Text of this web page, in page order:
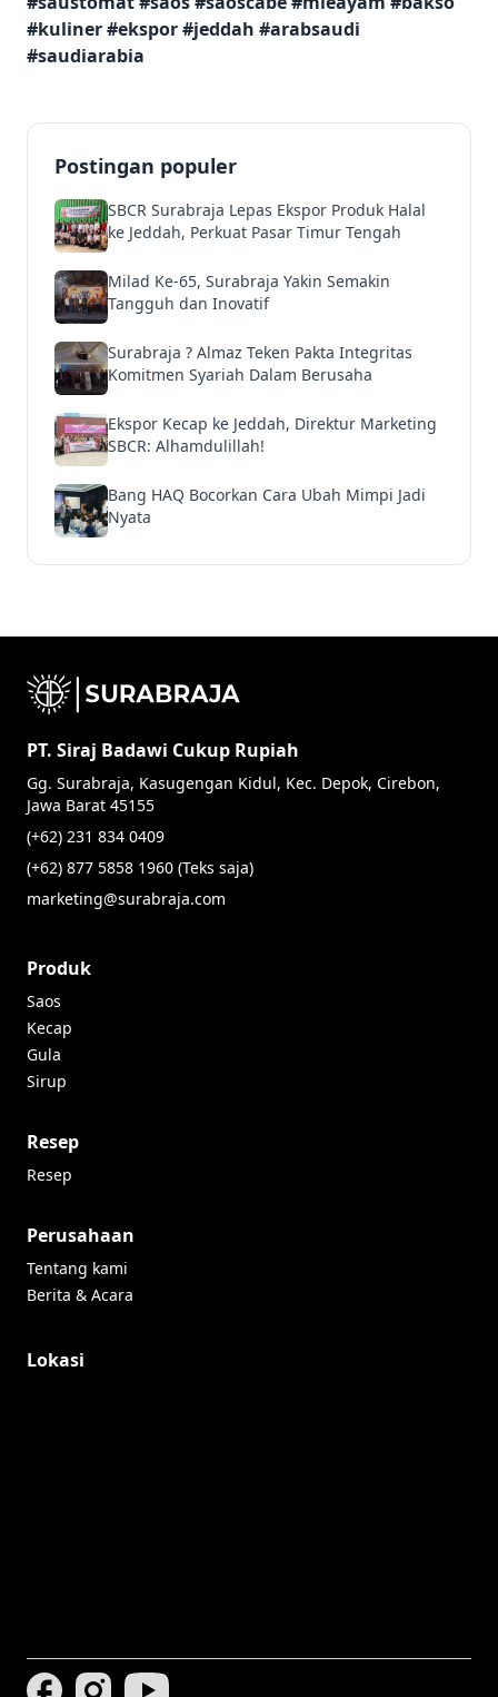
#kuliner #ekspor #jeddah #arabsaudi
#saudiarabia
Postingan populer
SBCR Surabraja Lepas Ekspor Produk Halal
ke Jeddah, Perkuat Pasar Timur Tengah
Milad Ke-65, Surabraja Yakin Semakin
Tangguh dan Inovatif
Surabraja ? Almaz Teken Pakta Integritas
Komitmen Syariah Dalam Berusaha
Ekspor Kecap ke Jeddah, Direktur Marketing
SBCR: Alhamdulillah!
Bang HAQ Bocorkan Cara Ubah Mimpi Jadi
Nyata
PT. Siraj Badawi Cukup Rupiah
Gg. Surabraja, Kasugengan Kidul, Kec. Depok, Cirebon,
Jawa Barat 45155
(+62) 231 834 0409
(+62) 877 5858 1960 (Teks saja)
marketing@surabraja.com
Produk
Saos
Kecap
Gula
Sirup
Resep
Resep
Perusahaan
Tentang kami
Berita & Acara
Lokasi